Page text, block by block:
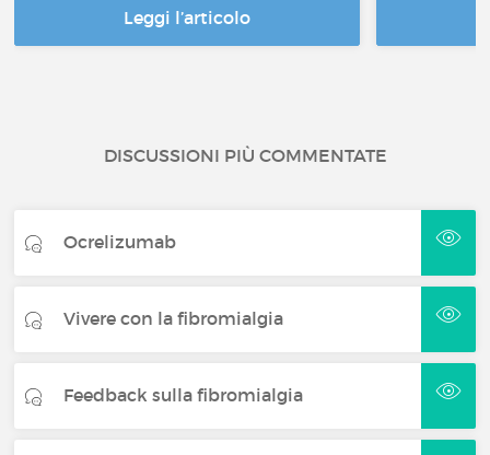
Leggi l’articolo
DISCUSSIONI PIÙ COMMENTATE
Ocrelizumab
Vivere con la fibromialgia
Feedback sulla fibromialgia